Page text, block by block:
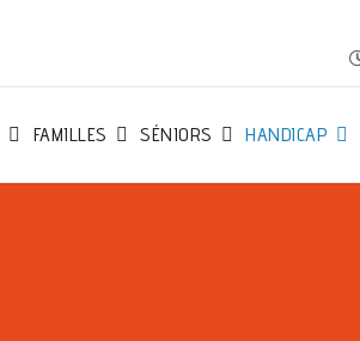
FAMILLES SÉNIORS HANDICAP